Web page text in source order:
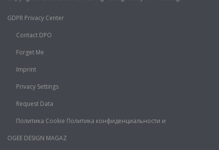
GDPR Privacy Center
Contact DPO
Forget Me
Imprint
Privacy Settings
Request Data
Политика Cookie Политика конфиденциальности и
OGEE DESIGN MAGAZ